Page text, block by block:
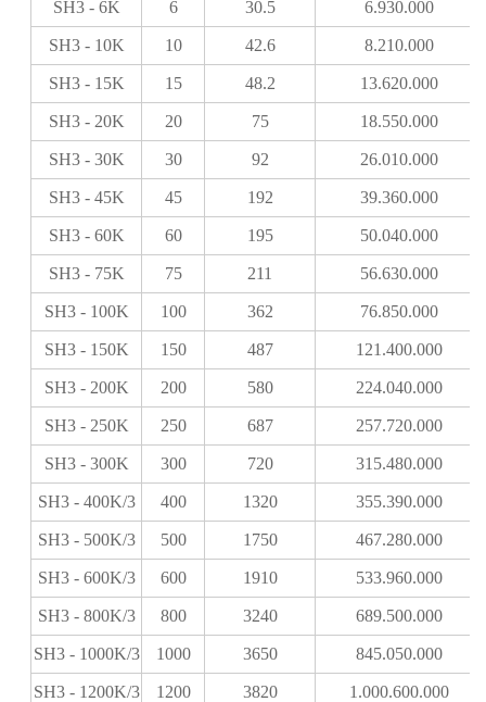
SH3 - 6K 6 30.5 6.930.000
SH3 - 10K 10 42.6 8.210.000
SH3 - 15K 15 48.2 13.620.000
SH3 - 20K 20 75 18.550.000
SH3 - 30K 30 92 26.010.000
SH3 - 45K 45 192 39.360.000
SH3 - 60K 60 195 50.040.000
SH3 - 75K 75 211 56.630.000
SH3 - 100K 100 362 76.850.000
SH3 - 150K 150 487 121.400.000
SH3 - 200K 200 580 224.040.000
SH3 - 250K 250 687 257.720.000
SH3 - 300K 300 720 315.480.000
SH3 - 400K/3 400 1320 355.390.000
SH3 - 500K/3 500 1750 467.280.000
SH3 - 600K/3 600 1910 533.960.000
SH3 - 800K/3 800 3240 689.500.000
SH3 - 1000K/3 1000 3650 845.050.000
SH3 - 1200K/3 1200 3820 1.000.600.000